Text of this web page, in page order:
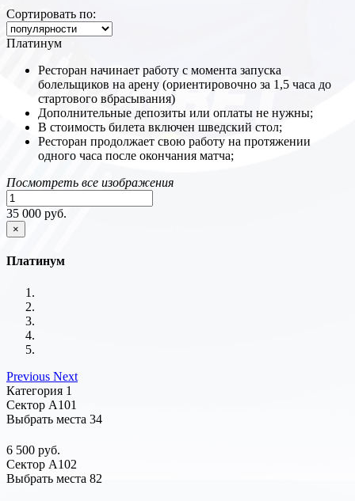
Сортировать по:
Платинум
Ресторан начинает работу с момента запуска
болельщиков на арену (ориентировочно за 1,5 часа до
стартового вбрасывания)
Дополнительные депозиты или оплаты не нужны;
В стоимость билета включен шведский стол;
Ресторан продолжает свою работу на протяжении
одного часа после окончания матча;
Посмотреть все изображения
35 000 руб.
×
Платинум
Previous Next
Категория 1
Сектор А101
Выбрать места 34
6 500 руб.
Сектор А102
Выбрать места 82